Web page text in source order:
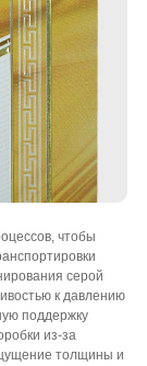
чтобы
серой
к давлению
поддержку
из-за
толщины и